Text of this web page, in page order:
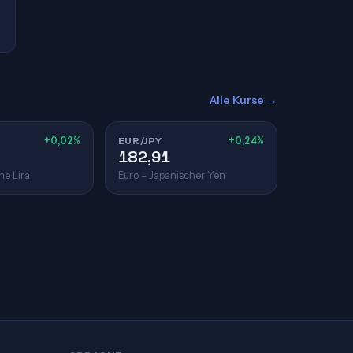
Alle Kurse →
+0,02%
Lira
EUR/JPY +0,24%
182,91
Euro – Japanischer Yen